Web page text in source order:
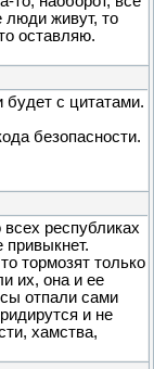
люди живут, то
оставляю.
будет с цитатами.
безопасности.
республиках
привыкнет.
тормозят только
их, она и ее
отпали сами
и не
хамства,